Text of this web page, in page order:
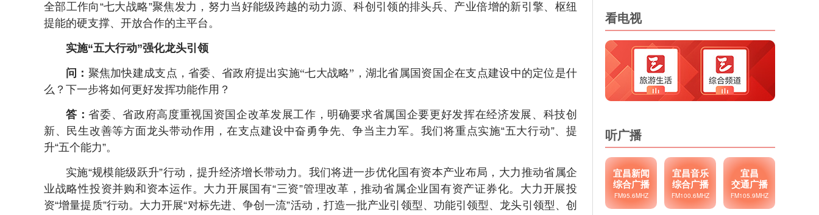
全部工作向“七大战略”聚焦发力，努力当好能级跨越的动力源、科创引领的排头兵、产业倍增的新引擎、枢纽
提能的硬支撑、开放合作的主平台。
实施“五大行动”强化龙头引领
问： 聚焦加快建成支点，省委、省政府提出实施“七大战略”，湖北省属国资国企在支点建设中的定位是什
么？下一步将如何更好发挥功能作用？
答：省委、省政府高度重视国资国企改革发展工作，明确要求省属国企要更好发挥在经济发展、科技创
新、民生改善等方面龙头带动作用，在支点建设中奋勇争先、争当主力军。我们将重点实施“五大行动”、提
升“五个能力”。
实施“规模能级跃升”行动，提升经济增长带动力。我们将进一步优化国有资本产业布局，大力推动省属企
业战略性投资并购和资本运作。大力开展国有“三资”管理改革，推动省属企业国有资产证券化。大力开展投
资“增量提质”行动。大力开展“对标先进、争创一流”活动，打造一批产业引领型、功能引领型、龙头引领型、创
看电视
听广播
宜昌新闻
综合广播
FM95.6MHZ
宜昌音乐
综合广播
FM100.6MHZ
宜昌
交通广播
FM105.9MHZ